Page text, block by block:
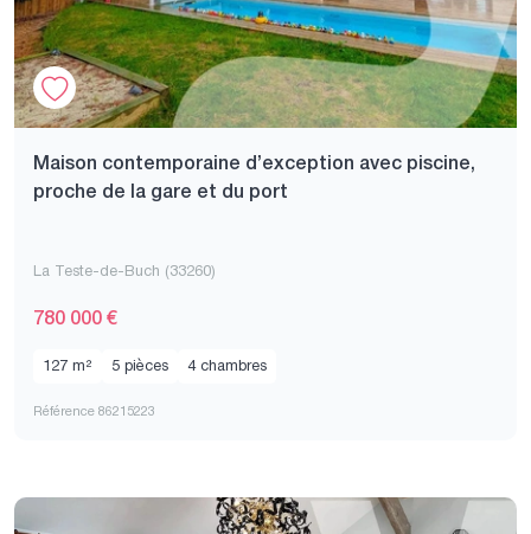
Maison contemporaine d’exception avec piscine,
proche de la gare et du port
La Teste-de-Buch (33260)
780 000 €
127 m² 5 pièces 4 chambres
Référence 86215223